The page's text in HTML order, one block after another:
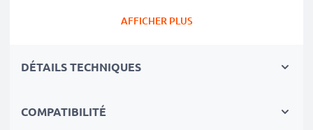
caméras on fait l'objet de contrôles de qualité stricts
de les dépasser.
AFFICHER PLUS
DÉTAILS TECHNIQUES
COMPATIBILITÉ